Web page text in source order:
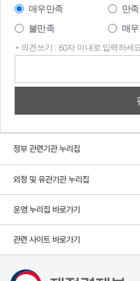
매우만족 만족
불만족
매
* 의견쓰기 : 60자 이내로 입력하세
정부 관련기관 누리집
외청 및 유관기관 누리집
운영 누리집 바로가기
관련 사이트 바로가기